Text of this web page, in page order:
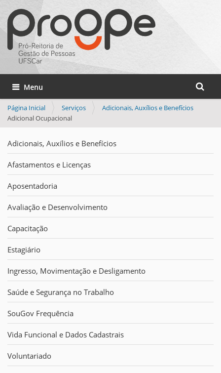
Busca
Busca
Toggle navigation
Página Inicial Serviços
Adicionais, Auxílios e Benefícios
Adicional Ocupacional
Adicionais, Auxílios e Benefícios
Afastamentos e Licenças
Aposentadoria
Avaliação e Desenvolvimento
Capacitação
Estagiário
Ingresso, Movimentação e Desligamento
Saúde e Segurança no Trabalho
SouGov Frequência
Vida Funcional e Dados Cadastrais
Voluntariado